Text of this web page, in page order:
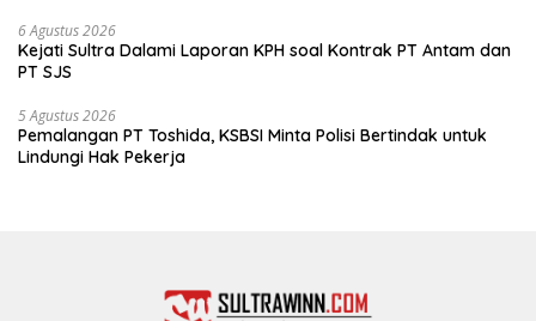
6 Agustus 2026
Kejati Sultra Dalami Laporan KPH soal Kontrak PT Antam dan
PT SJS
5 Agustus 2026
Pemalangan PT Toshida, KSBSI Minta Polisi Bertindak untuk
Lindungi Hak Pekerja